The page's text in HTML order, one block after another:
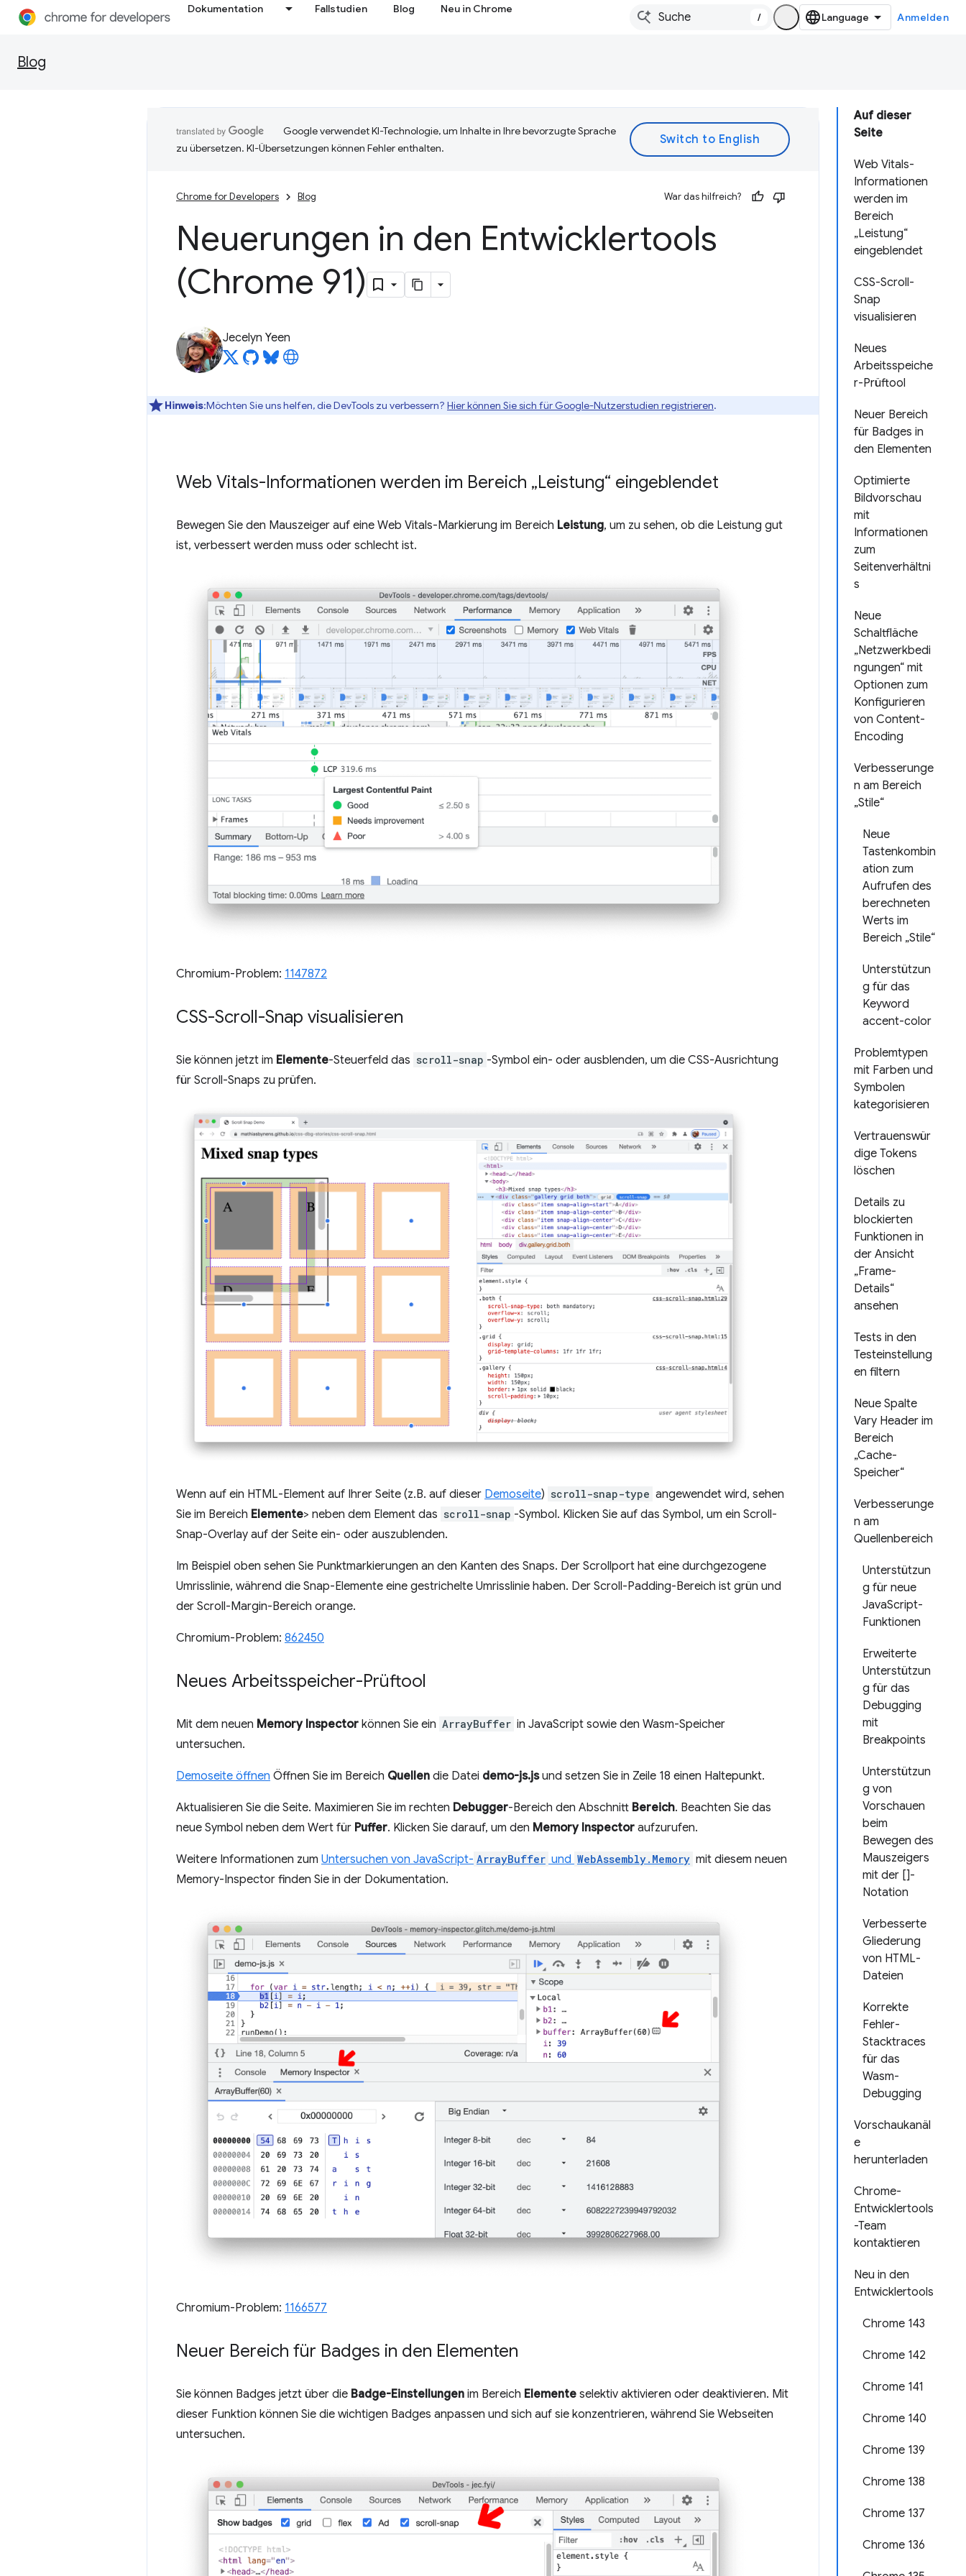
Dokumentation Fallstudien Blog Neu in Chrome
/ Anmelden
Blog
Auf dieser
Seite
Web Vitals-
Informationen
werden im
Bereich
„Leistung“
eingeblendet
CSS-Scroll-
Snap
visualisieren
Neues
Arbeitsspeiche
r-Prüftool
Neuer Bereich
für Badges in
den Elementen
Optimierte
Bildvorschau
mit
Informationen
zum
Seitenverhältni
s
Neue
Schaltfläche
„Netzwerkbedi
ngungen“ mit
Optionen zum
Konfigurieren
von Content-
Encoding
Verbesserunge
n am Bereich
„Stile“
Neue
Tastenkombin
ation zum
Aufrufen des
berechneten
Werts im
Bereich „Stile“
Unterstützun
g für das
Keyword
accent-color
Problemtypen
mit Farben und
Symbolen
kategorisieren
Vertrauenswür
dige Tokens
löschen
Details zu
blockierten
Funktionen in
der Ansicht
„Frame-
Details“
ansehen
Tests in den
Testeinstellung
en filtern
Neue Spalte
Vary Header im
Bereich
„Cache-
Speicher“
Verbesserunge
n am
Quellenbereich
Unterstützun
g für neue
JavaScript-
Funktionen
Erweiterte
Unterstützun
g für das
Debugging
mit
Breakpoints
Unterstützun
g von
Vorschauen
beim
Bewegen des
Mauszeigers
mit der []-
Notation
Verbesserte
Gliederung
von HTML-
Dateien
Korrekte
Fehler-
Stacktraces
für das
Wasm-
Debugging
Vorschaukanäl
e
herunterladen
Chrome-
Entwicklertools
-Team
kontaktieren
Neu in den
Entwicklertools
Chrome 143
Chrome 142
Chrome 141
Chrome 140
Chrome 139
Chrome 138
Chrome 137
Chrome 136
Google verwendet KI-Technologie, um Inhalte in Ihre bevorzugte Sprache
zu übersetzen. KI-Übersetzungen können Fehler enthalten.
Chrome for Developers Blog War das hilfreich?
Neuerungen in den Entwicklertools
(Chrome 91)
Jecelyn Yeen
Hinweis:Möchten Sie uns helfen, die DevTools zu verbessern? Hier können Sie sich für Google-Nutzerstudien registrieren.
Web Vitals-Informationen werden im Bereich „Leistung“ eingeblendet
Bewegen Sie den Mauszeiger auf eine Web Vitals-Markierung im Bereich Leistung, um zu sehen, ob die Leistung gut
ist, verbessert werden muss oder schlecht ist.
Chromium-Problem: 1147872
CSS-Scroll-Snap visualisieren
Sie können jetzt im Elemente-Steuerfeld das scroll-snap -Symbol ein- oder ausblenden, um die CSS-Ausrichtung
für Scroll-Snaps zu prüfen.
Wenn auf ein HTML-Element auf Ihrer Seite (z.B. auf dieser Demoseite) scroll-snap-type angewendet wird, sehen
Sie im Bereich Elemente> neben dem Element das scroll-snap -Symbol. Klicken Sie auf das Symbol, um ein Scroll-
Snap-Overlay auf der Seite ein- oder auszublenden.
Im Beispiel oben sehen Sie Punktmarkierungen an den Kanten des Snaps. Der Scrollport hat eine durchgezogene
Umrisslinie, während die Snap-Elemente eine gestrichelte Umrisslinie haben. Der Scroll-Padding-Bereich ist grün und
der Scroll-Margin-Bereich orange.
Chromium-Problem: 862450
Neues Arbeitsspeicher-Prüftool
Mit dem neuen Memory Inspector können Sie ein ArrayBuffer in JavaScript sowie den Wasm-Speicher
untersuchen.
Demoseite öffnen Öffnen Sie im Bereich Quellen die Datei demo-js.jsund setzen Sie in Zeile 18 einen Haltepunkt.
Aktualisieren Sie die Seite. Maximieren Sie im rechten Debugger-Bereich den Abschnitt Bereich. Beachten Sie das
neue Symbol neben dem Wert für Puffer. Klicken Sie darauf, um den Memory Inspector aufzurufen.
Weitere Informationen zum Untersuchen von JavaScript- ArrayBuffer und WebAssembly.Memory mit diesem neuen
Memory-Inspector finden Sie in der Dokumentation.
Chromium-Problem: 1166577
Neuer Bereich für Badges in den Elementen
Sie können Badges jetzt über die Badge-Einstellungen im Bereich Elemente selektiv aktivieren oder deaktivieren. Mit
dieser Funktion können Sie die wichtigen Badges anpassen und sich auf sie konzentrieren, während Sie Webseiten
untersuchen.